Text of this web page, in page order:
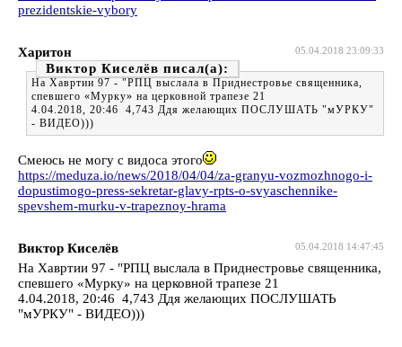
prezidentskie-vybory
05.04.2018 23:09:33
Харитон
Виктор Киселёв
На Хавртии 97 - "РПЦ выслала в Приднестровье священника,
спевшего «Мурку» на церковной трапезе 21
4.04.2018, 20:46 4,743 Ддя желающих ПОСЛУШАТЬ "мУРКУ"
- ВИДЕО)))
Смеюсь не могу с видоса этого
https://meduza.io/news/2018/04/04/za-granyu-vozmozhnogo-i-
dopustimogo-press-sekretar-glavy-rpts-o-svyaschennike-
spevshem-murku-v-trapeznoy-hrama
05.04.2018 14:47:45
Виктор Киселёв
На Хавртии 97 - "РПЦ выслала в Приднестровье священника,
спевшего «Мурку» на церковной трапезе 21
4.04.2018, 20:46 4,743 Ддя желающих ПОСЛУШАТЬ
"мУРКУ" - ВИДЕО)))